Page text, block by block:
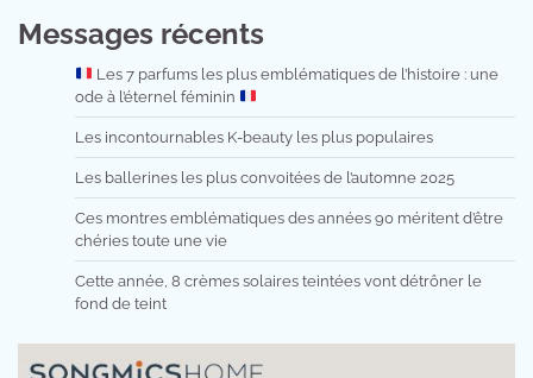
Messages récents
Les 7 parfums les plus emblématiques de l’histoire : une
ode à l’éternel féminin
Les incontournables K-beauty les plus populaires
Les ballerines les plus convoitées de l’automne 2025
Ces montres emblématiques des années 90 méritent d’être
chéries toute une vie
Cette année, 8 crèmes solaires teintées vont détrôner le
fond de teint